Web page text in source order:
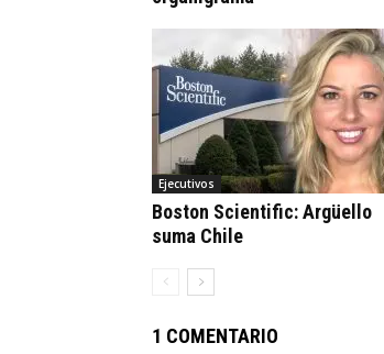
Ejecutivos
Boston Scientific: Argüello
suma Chile
1 COMENTARIO